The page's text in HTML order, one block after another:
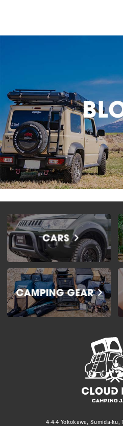
4-4-4 Yokokawa, Sumida-ku,